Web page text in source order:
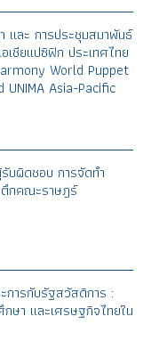
และ การประชุมสมาพันธ์
เชียแปซิฟิก ประเทศไทย
World Puppet
Asia-Pacific
บผิดชอบ การจัดทำ
กคณะราษฎร์
ารกับรัฐสวัสดิการ :
ษา และเศรษฐกิจไทยใน